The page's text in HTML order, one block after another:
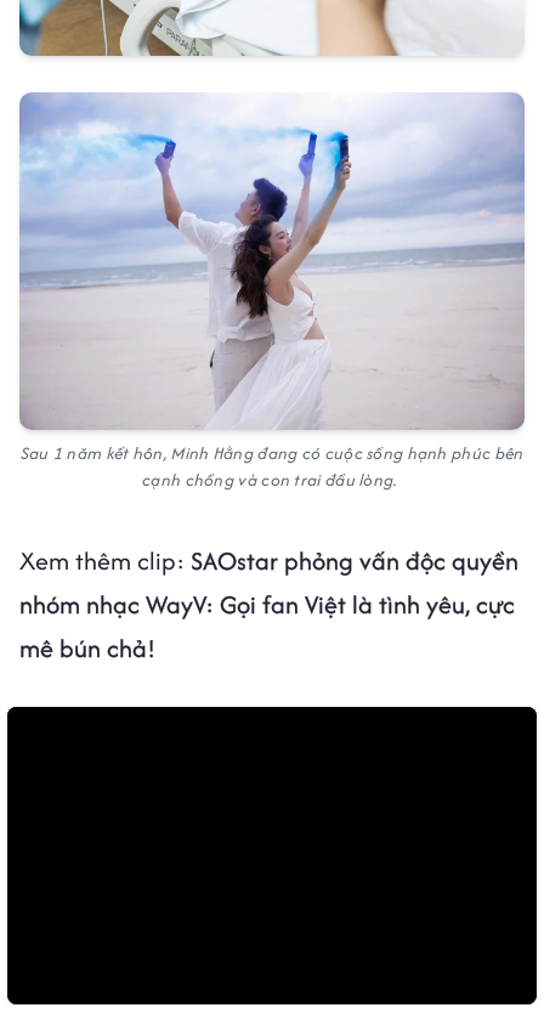
Sau 1 năm kết hôn, Minh Hằng đang có cuộc sống hạnh phúc bên
cạnh chồng và con trai đầu lòng.
Xem thêm clip: SAOstar phỏng vấn độc quyền
nhóm nhạc WayV: Gọi fan Việt là tình yêu, cực
mê bún chả!